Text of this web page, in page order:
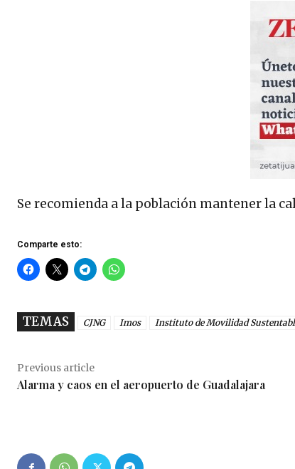
Se recomienda a la población mantener la
Comparte esto:
TEMAS CJNG Imos Instituto de Movilidad
Previous article
Alarma y caos en el aeropuerto de Guadalajara